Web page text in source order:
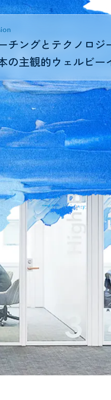
チングとテクノロジ
の主観的ウェルビー